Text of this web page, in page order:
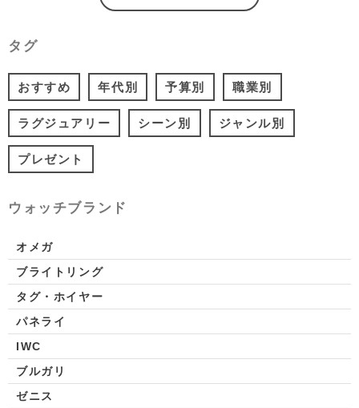
タグ
おすすめ 年代別 予算別 職業別
ラグジュアリー シーン別 ジャンル別
プレゼント
ウォッチブランド
オメガ
ブライトリング
タグ・ホイヤー
パネライ
IWC
ブルガリ
ゼニス